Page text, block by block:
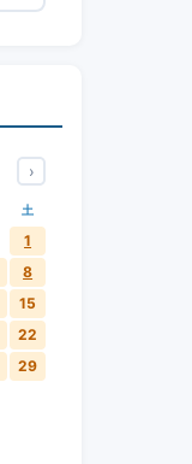
›
土
1
8
15
22
29